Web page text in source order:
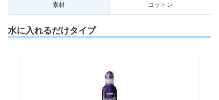
素材 ‎コットン
水に入れるだけタイプ